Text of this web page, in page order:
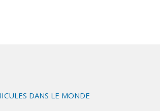
DANS LE MONDE